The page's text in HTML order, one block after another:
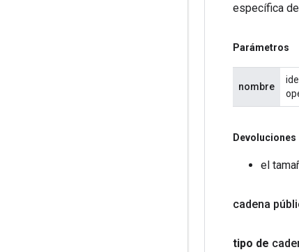
específica
Parámetros
nombre
Devoluciones
el
cadena
tipo de